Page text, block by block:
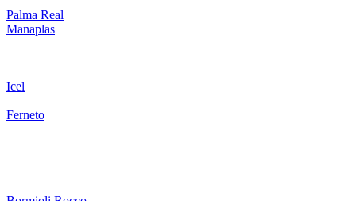
Palma Real
Manaplas
Icel
Ferneto